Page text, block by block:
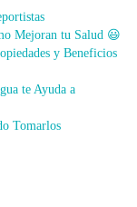
Mejoran tu Salud 😃
y Beneficios
te Ayuda a
Tomarlos